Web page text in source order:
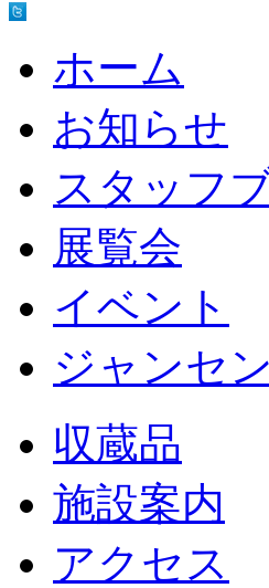
ホーム
お知らせ
スタッフ
展覧会
イベント
ジャンセ
収蔵品
施設案内
アクセス